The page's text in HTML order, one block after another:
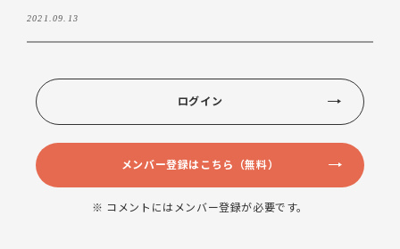
2021.09.13
ログイン
メンバー登録はこちら（無料）
※ コメントにはメンバー登録が必要です。